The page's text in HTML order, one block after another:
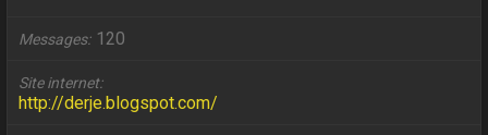
Messages 120
Site internet
http://derje.blogspot.com/